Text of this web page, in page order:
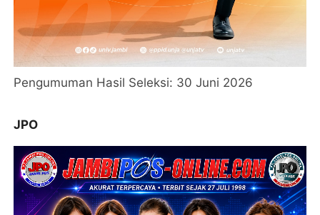
Pengumuman Hasil Seleksi: 30 Juni 2026
JPO